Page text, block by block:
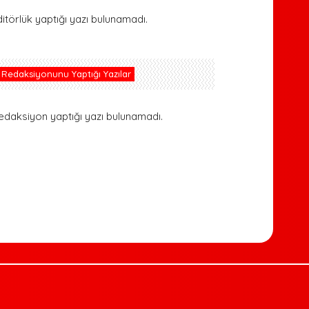
yaptığı yazı bulunamadı.
Redaksiyonunu Yaptığı Yazılar
yaptığı yazı bulunamadı.